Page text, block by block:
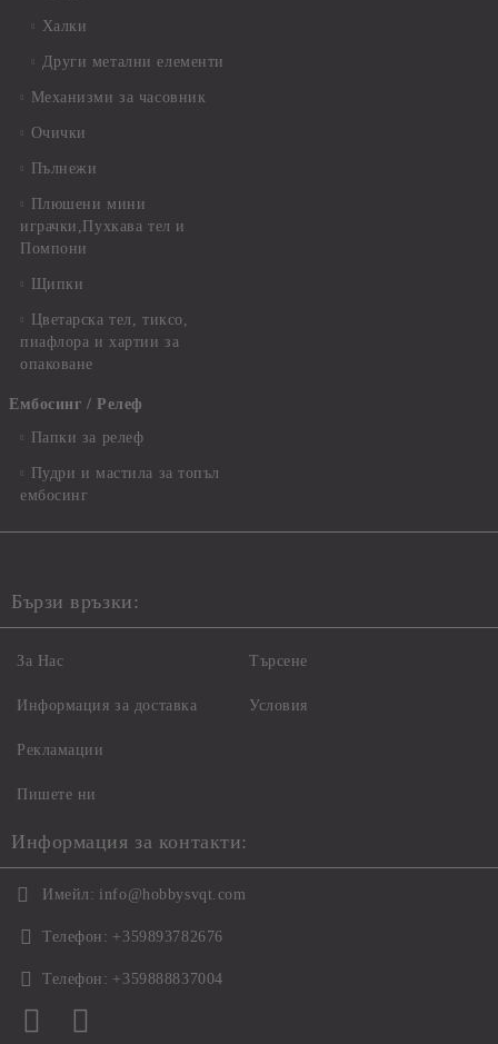
Халки
Други метални елементи
Механизми за часовник
Очички
Пълнежи
Плюшени мини
играчки,Пухкава тел и
Помпони
Щипки
Цветарска тел, тиксо,
пиафлора и хартии за
опаковане
Ембосинг / Релеф
Папки за релеф
Пудри и мастила за топъл
ембосинг
Бързи връзки:
За Нас
Информация за доставка
Рекламации
Пишете ни
Търсене
Условия
Информация за контакти:
Имейл: info@hobbysvqt.com
Телефон: +359893782676
Телефон: +359888837004